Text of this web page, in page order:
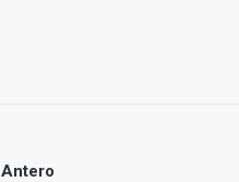
Antero